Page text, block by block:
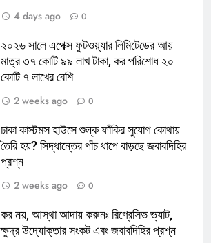
4 days ago
0
২০২৬ সালে এপেক্স ফুটওয়্যার লিমিটেডের আয়
মাত্র ৩৭ কোটি ৯৯ লাখ টাকা, কর পরিশোধ ২০
কোটি ৭ লাখের বেশি
2 weeks ago
0
ঢাকা কাস্টমস হাউসে শুল্ক ফাঁকির সুযোগ কোথায়
তৈরি হয়? সিদ্ধান্তের পাঁচ ধাপে বাড়ছে জবাবদিহির
প্রশ্ন
2 weeks ago
0
কর নয়, আস্থা আদায় করুনঃ রিগ্রেসিভ ভ্যাট,
ক্ষুদ্র উদ্যোক্তার সংকট এবং জবাবদিহির প্রশ্ন